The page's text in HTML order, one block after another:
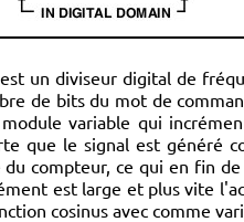
un diviseur digital de
de bits du mot de
variable qui
que le signal est généré
compteur, ce qui en fin
est large et plus vite
cosinus avec comme